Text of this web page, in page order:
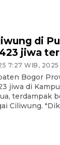
di
jiwa
7:27 WIB, 2025
Bogor
jiwa di
terdampak
Ciliwung.